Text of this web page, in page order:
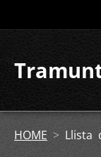
HOME > Llista